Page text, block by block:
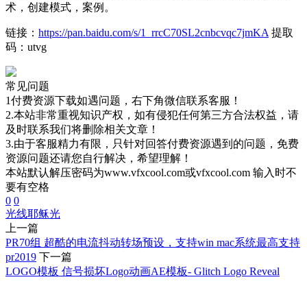
术，创建模式，案例。
链接： https://pan.baidu.com/s/1_rrcC70SL2cnbcvqc7jmKA 提取
码：utvg
常见问题
1付费资源下载如遇问题，右下角微信联系客服！
2.本站非常重视知识产权，如有侵犯任何第三方合法权益，请
及时联系我们将删除相关文章！
3.由于客服精力有限，只针对回答付费资源遇到的问题，免费
资源问题还请您自行解决，希望理解！
本站默认解压密码为www.vfxcool.com或vfxcool.com 输入时不
要有空格
0 0
光线耶稣光
上一篇
PR70组 超酷的电流抖动转场预设，支持win mac系统最高支持
pr2019 下一篇
LOGO模板 信号损坏Logo动画AE模板- Glitch Logo Reveal